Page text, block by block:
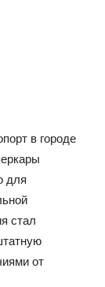
в городе
для
стал
от